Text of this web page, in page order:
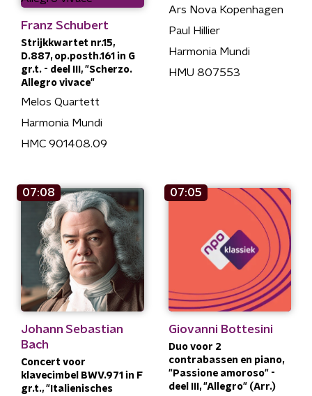
Franz Schubert
Strijkkwartet nr.15,
D.887, op.posth.161 in G
gr.t. - deel III, "Scherzo.
Allegro vivace"
Melos Quartett
Harmonia Mundi
HMC 901408.09
Ars Nova Kopenhagen
Paul Hillier
Harmonia Mundi
HMU 807553
07:08
Johann Sebastian
Bach
Concert voor
klavecimbel BWV.971 in F
gr.t., "Italienisches
07:05
Giovanni Bottesini
Duo voor 2
contrabassen en piano,
"Passione amoroso" -
deel III, "Allegro" (Arr.)